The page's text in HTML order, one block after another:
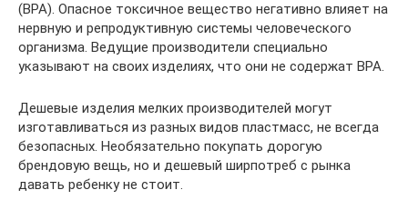
(ВРА). Опасное токсичное вещество негативно влияет на
нервную и репродуктивную системы человеческого
организма. Ведущие производители специально
указывают на своих изделиях, что они не содержат ВРА.
Дешевые изделия мелких производителей могут
изготавливаться из разных видов пластмасс, не всегда
безопасных. Необязательно покупать дорогую
брендовую вещь, но и дешевый ширпотреб с рынка
давать ребенку не стоит.